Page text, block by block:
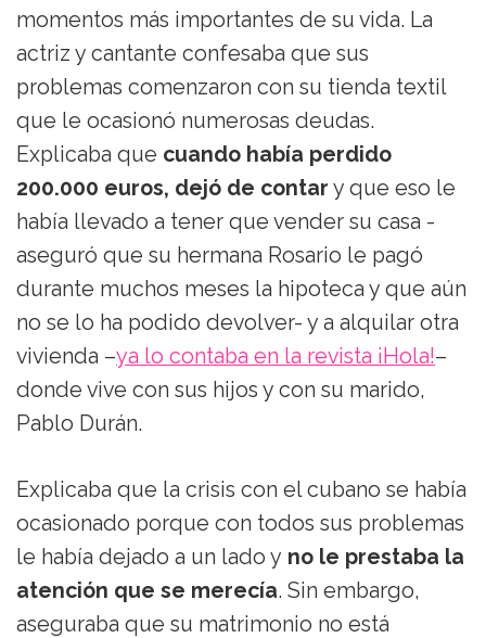
momentos más importantes de su vida. La
actriz y cantante confesaba que sus
problemas comenzaron con su tienda textil
que le ocasionó numerosas deudas.
Explicaba que cuando había perdido
200.000 euros, dejó de contar y que eso le
había llevado a tener que vender su casa -
aseguró que su hermana Rosario le pagó
durante muchos meses la hipoteca y que aún
no se lo ha podido devolver- y a alquilar otra
vivienda –ya lo contaba en la revista ¡Hola!–
donde vive con sus hijos y con su marido,
Pablo Durán.
Explicaba que la crisis con el cubano se había
ocasionado porque con todos sus problemas
le había dejado a un lado y no le prestaba la
atención que se merecía. Sin embargo,
aseguraba que su matrimonio no está